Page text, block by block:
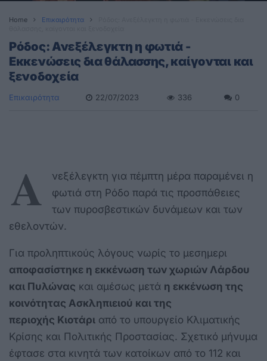
Home Επικαιρότητα
Ρόδος: Ανεξέλεγκτη η φωτιά -
Εκκενώσεις δια θάλασσης, καίγονται και
ξενοδοχεία
Επικαιρότητα 22/07/2023 336 0
Α
νεξέλεγκτη για πέμπτη μέρα παραμένει η
φωτιά στη Ρόδο παρά τις προσπάθειες
των πυροσβεστικών δυνάμεων και των
εθελοντών.
Για προληπτικούς λόγους νωρίς το μεσημερι
αποφασίστηκε η εκκένωση των χωριών Λάρδου
και Πυλώνας και αμέσως μετά η εκκένωση της
κοινότητας Ασκληπιειού και της
περιοχής Κιοτάρι από το υπουργείο Κλιματικής
Κρίσης και Πολιτικής Προστασίας. Σχετικό μήνυμα
έφτασε στα κινητά των κατοίκων από το 112 και